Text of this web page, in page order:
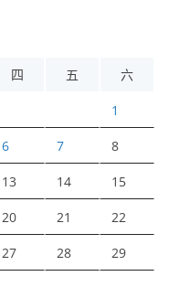
四 五 六
1
6 7 8
13 14 15
20 21 22
27 28 29